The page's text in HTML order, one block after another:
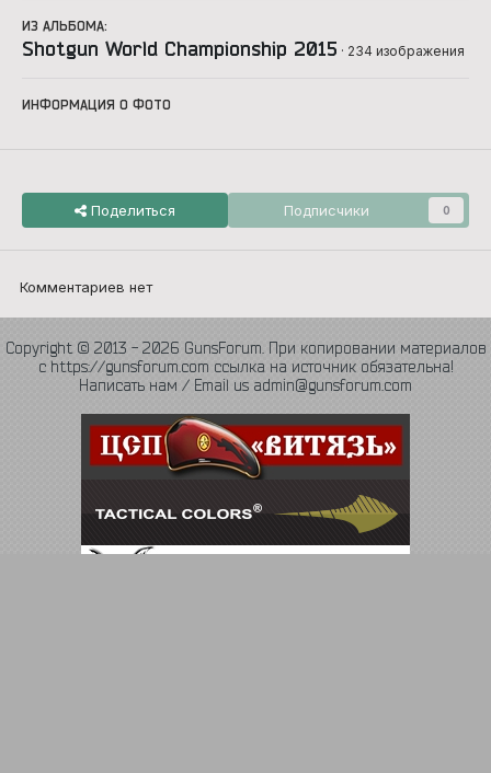
ИЗ АЛЬБОМА:
Shotgun World Championship 2015 · 234 изображения
ИНФОРМАЦИЯ О ФОТО
Поделиться Подписчики 0
Комментариев нет
Copyright © 2013 - 2026 GunsForum. При копировании материалов
с https://gunsforum.com ссылка на источник обязательна!
Написать нам / Email us admin@gunsforum.com